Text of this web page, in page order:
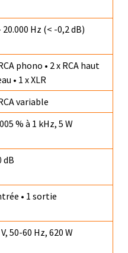
20.000 Hz (< -0,2 dB)
phono • 2 x RCA haut
• 1 x XLR
variable
% à 1 kHz, 5 W
dB
• 1 sortie
50-60 Hz, 620 W